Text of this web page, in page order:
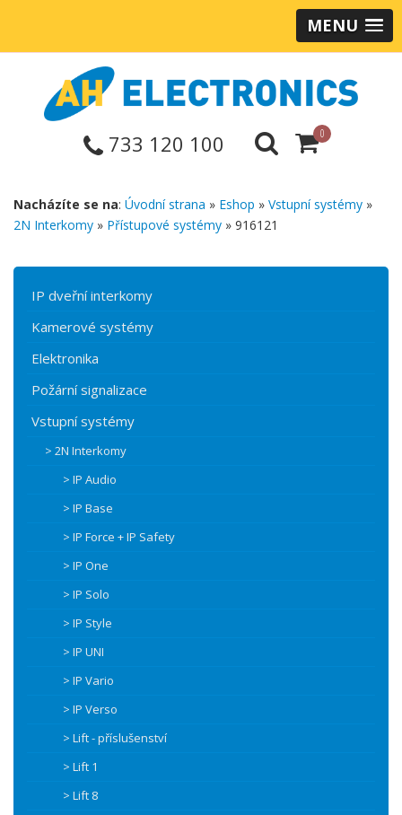
MENU
733 120 100 0
Nacházíte se na: Úvodní strana » Eshop » Vstupní systémy »
2N Interkomy » Přístupové systémy » 916121
IP dveřní interkomy
Kamerové systémy
Elektronika
Požární signalizace
Vstupní systémy
> 2N Interkomy
> IP Audio
> IP Base
> IP Force + IP Safety
> IP One
> IP Solo
> IP Style
> IP UNI
> IP Vario
> IP Verso
> Lift - příslušenství
> Lift 1
> Lift 8